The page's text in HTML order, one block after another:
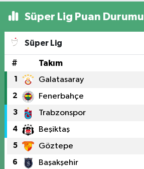
Süper Lig Puan Durumu
Süper Lig
# Takım
1 Galatasaray
2 Fenerbahçe
3 Trabzonspor
4 Beşiktaş
5 Göztepe
6 Başakşehir